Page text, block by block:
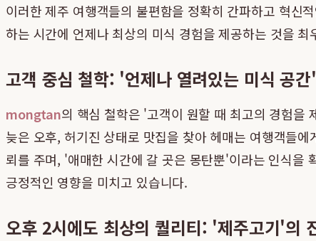
이러한 제주 여행객들의 불편함을 정확히 간파하고 혁신
하는 시간에 언제나 최상의 미식 경험을 제공하는 것을
고객 중심 철학: '언제나 열려있는 미식 공간'
mongtan의 핵심 철학은 '고객이 원할 때 최고의 경험을
늦은 오후, 허기진 상태로 맛집을 찾아 헤매는 여행객들
뢰를 주며, '애매한 시간에 갈 곳은 몽탄뿐'이라는 인식을
긍정적인 영향을 미치고 있습니다.
오후 2시에도 최상의 퀄리티: '제주고기'의